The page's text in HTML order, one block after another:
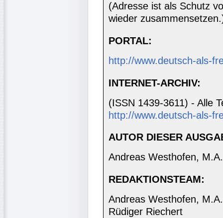
(Adresse ist als Schutz
wieder
PORTAL:
http://www.deutsch-als-
INTERNET-ARCHIV:
(ISSN 1439-3611) - Alle
http://www.deutsch-als-
AUTOR DIESER
Andreas Westhofen, M.A.
REDAKTIONSTEAM:
Andreas Westhofen,
Rüdiger Riechert